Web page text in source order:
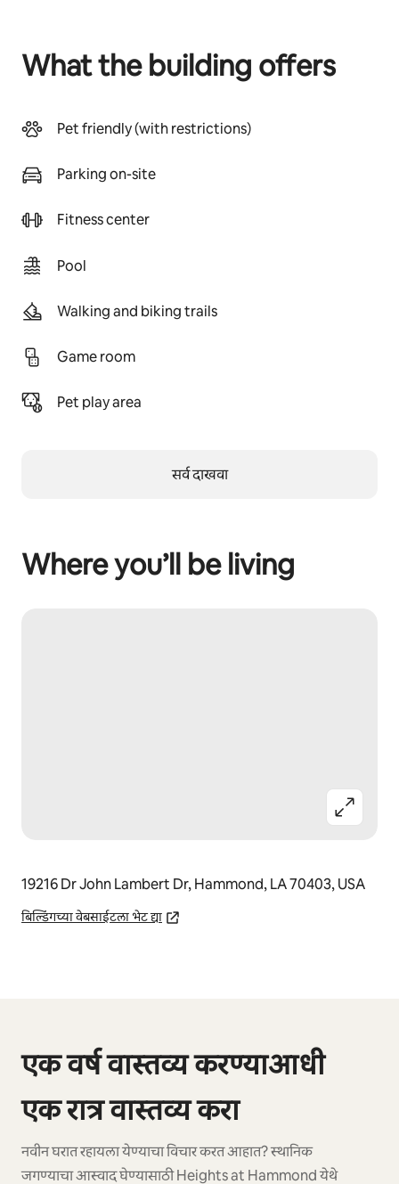
What the building offers
Pet friendly (with restrictions)
Parking on-site
Fitness center
Pool
Walking and biking trails
Game room
Pet play area
सर्व दाखवा
Where you’ll be living
19216 Dr John Lambert Dr, Hammond, LA 70403, USA
बिल्डिंगच्या वेबसाईटला भेट द्या
एक वर्ष वास्तव्य करण्याआधी
एक रात्र वास्तव्य करा
नवीन घरात रहायला येण्याचा विचार करत आहात? स्थानिक
जगण्याचा आस्वाद घेण्यासाठी Heights at Hammond येथे
0 पैकी 0 आयटम्स दाखवत आहेत